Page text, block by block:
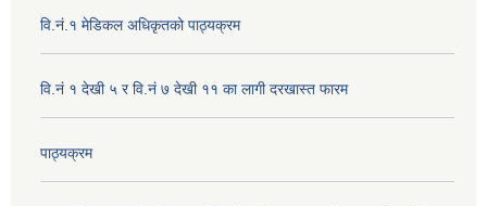
वि.नं.१ मेडिकल अधिकृतको पाठ्यक्रम
वि.नं १ देखी ५ र वि.नं ७ देखी ११ का लागी दरखास्त फारम
पाठ्यक्रम